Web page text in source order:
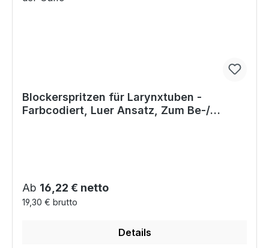
Blockerspritzen für Larynxtuben -
Farbcodiert, Luer Ansatz, Zum Be-/
Regulärer Preis:
Ab 16,22 € netto
19,30 € brutto
Details